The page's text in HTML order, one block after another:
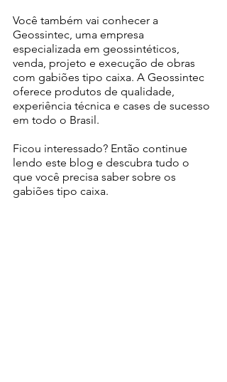
Você também vai conhecer a
Geossintec, uma empresa
especializada em geossintéticos,
venda, projeto e execução de obras
com gabiões tipo caixa. A Geossintec
oferece produtos de qualidade,
experiência técnica e cases de sucesso
em todo o Brasil.
Ficou interessado? Então continue
lendo este blog e descubra tudo o
que você precisa saber sobre os
gabiões tipo caixa.